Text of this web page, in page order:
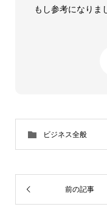
もし参考になりま
ビジネス全般
前の記事